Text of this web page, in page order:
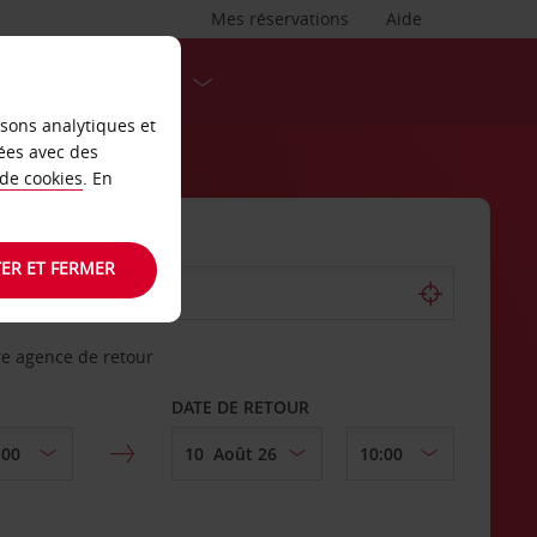
Aide
Mes réservations
agence de retour
DATE DE RETOUR
analytiques et
avec des
cookies. En
ET FERMER